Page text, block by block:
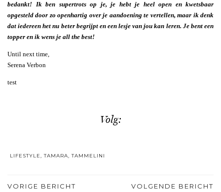
bedankt! Ik ben supertrots op je, je hebt je heel open en kwetsbaar
opgesteld door zo openhartig over je aandoening te vertellen, maar ik denk
dat iedereen het nu beter begrijpt en een lesje van jou kan leren. Je bent een
topper en ik wens je all the best!
Until next time,
Serena Verbon
test
Volg:
LIFESTYLE,TAMARA,TAMMELINI
VORIGE BERICHT VOLGENDE BERICHT